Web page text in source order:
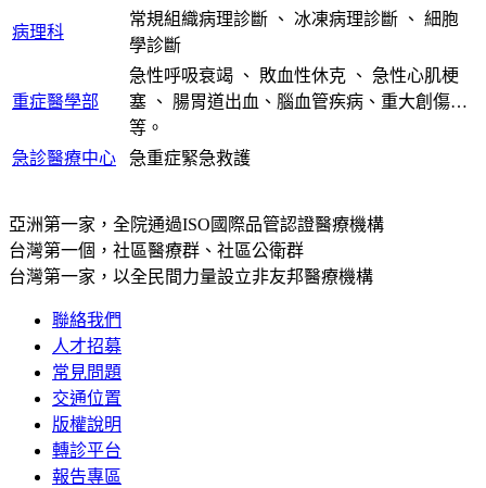
病理科
常規組織病理診斷 、 冰凍病理診斷 、 細胞
學診斷
重症醫學部
急性呼吸衰竭 、 敗血性休克 、 急性心肌梗
塞 、 腸胃道出血、腦血管疾病、重大創傷…
等。
急診醫療中心
急重症緊急救護
亞洲第一家，全院通過ISO國際品管認證醫療機構
台灣第一個，社區醫療群、社區公衛群
台灣第一家，以全民間力量設立非友邦醫療機構
聯絡我們
人才招募
常見問題
交通位置
版權說明
轉診平台
報告專區